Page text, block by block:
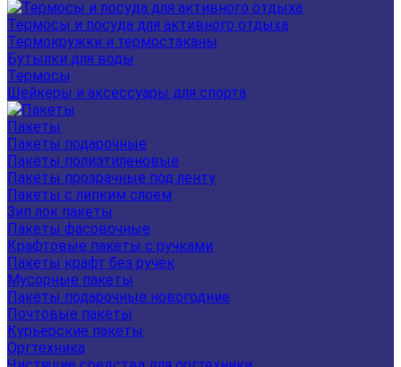
Термосы и посуда для активного отдыха
Термокружки и термостаканы
Бутылки для воды
Термосы
Шейкеры и аксессуары для спорта
Пакеты
Пакеты подарочные
Пакеты полиэтиленовые
Пакеты прозрачные под ленту
Пакеты с липким слоем
Зип лок пакеты
Пакеты фасовочные
Крафтовые пакеты с ручками
Пакеты крафт без ручек
Мусорные пакеты
Пакеты подарочные новогодние
Почтовые пакеты
Курьерские пакеты
Оргтехника